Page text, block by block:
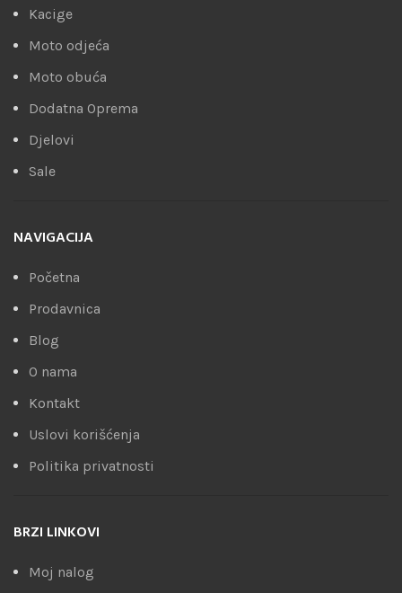
Kacige
Moto odjeća
Moto obuća
Dodatna Oprema
Djelovi
Sale
NAVIGACIJA
Početna
Prodavnica
Blog
O nama
Kontakt
Uslovi korišćenja
Politika privatnosti
BRZI LINKOVI
Moj nalog